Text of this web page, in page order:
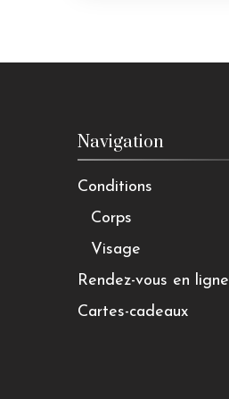
Navigation
Conditions
Corps
Visage
Rendez-vous en ligne
Cartes-cadeaux